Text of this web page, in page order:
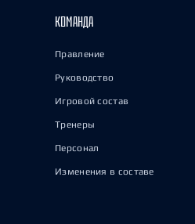
КОМАНДА
Правление
Руководство
Игровой состав
Тренеры
Персонал
Изменения в составе